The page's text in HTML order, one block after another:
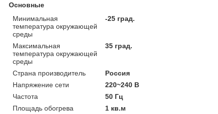
Основные
Минимальная
температура окружающей
среды
-25 град.
Максимальная
температура окружающей
среды
35 град.
Страна производитель
Россия
Напряжение сети
220~240 В
Частота
50 Гц
Площадь обогрева
1 кв.м